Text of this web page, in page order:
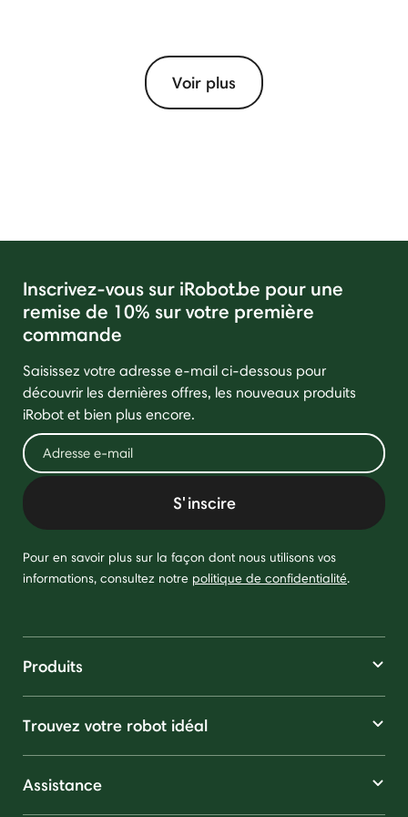
Voir plus
Inscrivez-vous sur iRobot.be pour une
remise de 10% sur votre première
commande
Saisissez votre adresse e-mail ci-dessous pour
découvrir les dernières offres, les nouveaux produits
iRobot et bien plus encore.
S'inscire
Pour en savoir plus sur la façon dont nous utilisons vos
informations, consultez notre politique de confidentialité.
Produits
Trouvez votre robot idéal
Assistance